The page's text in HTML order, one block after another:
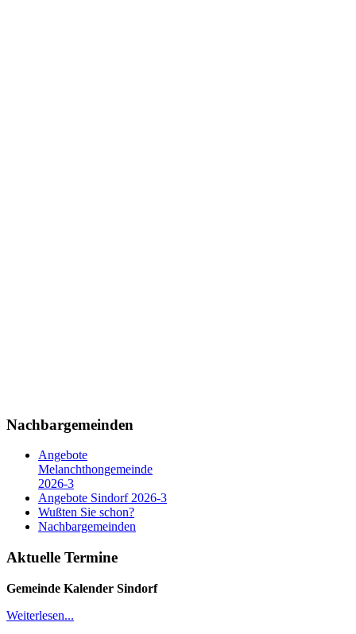
Nachbargemeinden
Angebote
Melanchthongemeinde
2026-3
Angebote Sindorf 2026-3
Wußten Sie schon?
Nachbargemeinden
Aktuelle Termine
Gemeinde Kalender Sindorf
Weiterlesen...